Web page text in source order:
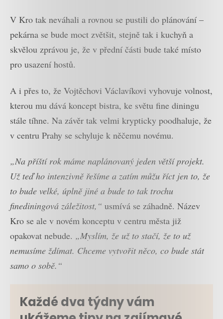
V Kro tak neváhali a rovnou se pustili do plánování –
pekárna se bude moct zvětšit, stejně tak i kuchyň a
skvělou zprávou je, že v přední části bude také místo
pro usazení hostů.
A i přes to, že Vojtěchovi Václavíkovi vyhovuje volnost,
kterou mu dává koncept bistra, ke světu fine diningu
stále tíhne. Na závěr tak velmi krypticky poodhaluje, že
v centru Prahy se schyluje k něčemu novému.
„Na příští rok máme naplánovaný jeden větší projekt.
Už teď ho intenzivně řešíme a zatím můžu říct jen to, že
to bude velké, úplně jiné a bude to tak trochu
finediningová záležitost,“ usmívá se záhadně. Název
Kro se ale v novém konceptu v centru města již
opakovat nebude. „Myslím, že už to stačí, že to už
nemusíme ždímat. Chceme vytvořit něco, co bude stát
samo o sobě.“
Každé dva týdny vám